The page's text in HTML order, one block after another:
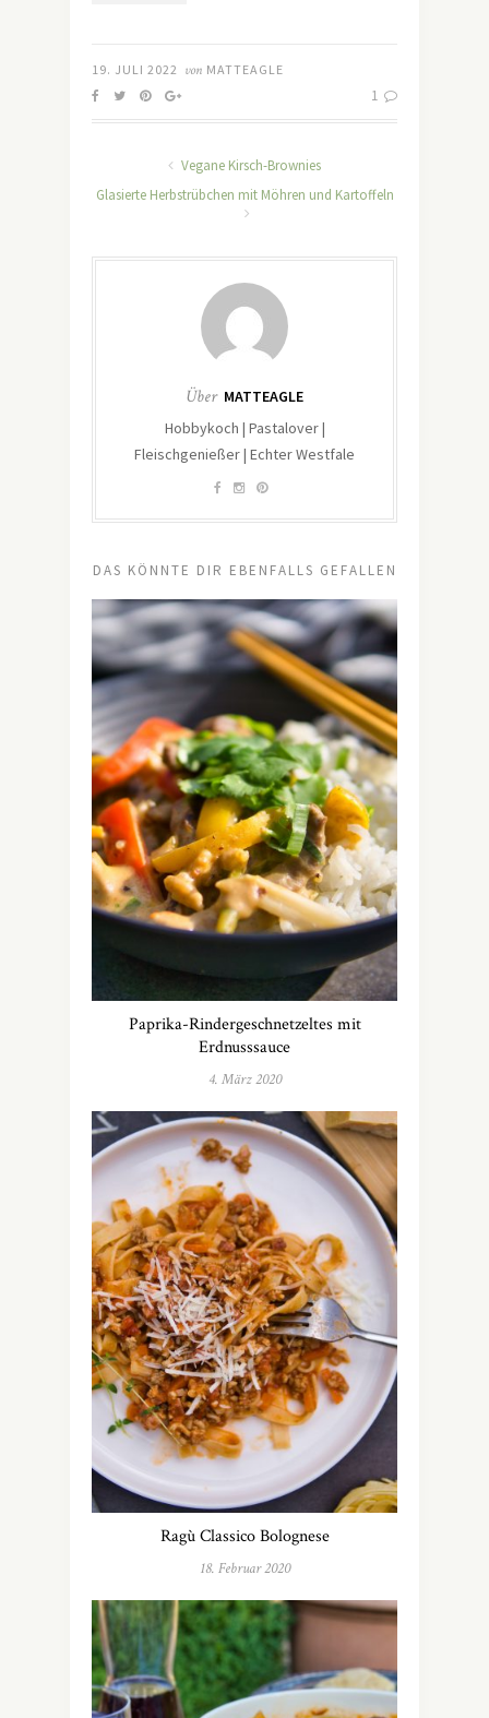
19. JULI 2022 von MATTEAGLE
1
Vegane Kirsch-Brownies
Glasierte Herbstrübchen mit Möhren und Kartoffeln
Über MATTEAGLE
Hobbykoch | Pastalover |
Fleischgenießer | Echter Westfale
DAS KÖNNTE DIR EBENFALLS GEFALLEN
Paprika-Rindergeschnetzeltes mit
Erdnusssauce
4. März 2020
Ragù Classico Bolognese
18. Februar 2020